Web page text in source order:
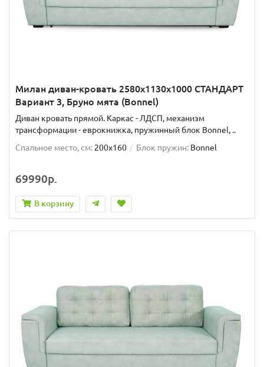
Милан диван-кровать 2580х1130х1000 СТАНДАРТ
Вариант 3, Бруно мята (Bonnel)
Диван кровать прямой. Каркас - ЛДСП, механизм
трансформации - еврокнижка, пружинный блок Bonnel, ..
Спальное место, см: 200x160 Блок пружин: Bonnel
69990р.
В корзину